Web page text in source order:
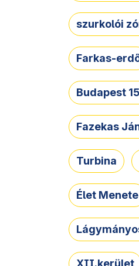
szurkolói
Farkas-
Budapest
Fazekas
Turbina
Élet Menete
XII.kerület